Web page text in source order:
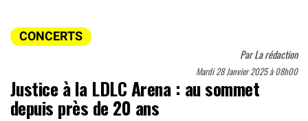
CONCERTS
ParLa rédaction
Mardi 28 Janvier 2025 à 08h00
Justice à la LDLC Arena : au sommet
depuis près de 20 ans